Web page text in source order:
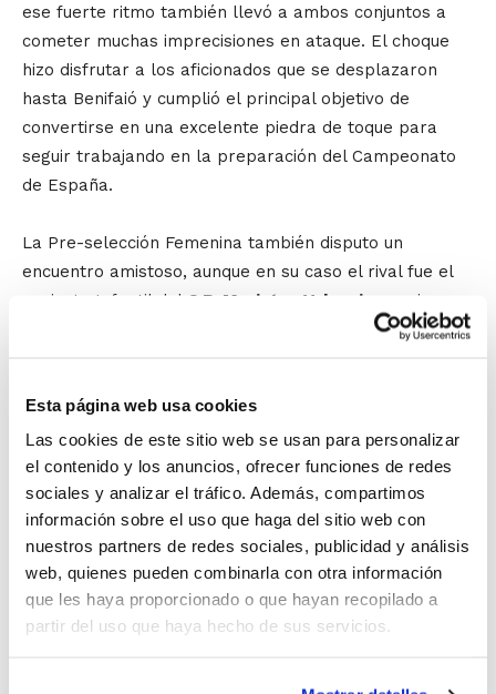
Esta página web usa cookies
Las cookies de este sitio web se usan para personalizar
el contenido y los anuncios, ofrecer funciones de redes
sociales y analizar el tráfico. Además, compartimos
información sobre el uso que haga del sitio web con
nuestros partners de redes sociales, publicidad y análisis
web, quienes pueden combinarla con otra información
que les haya proporcionado o que hayan recopilado a
partir del uso que haya hecho de sus servicios.
ese fuerte ritmo también llevó a ambos conjuntos a
cometer muchas imprecisiones en ataque. El choque
hizo disfrutar a los aficionados que se desplazaron
hasta Benifaió y cumplió el principal objetivo de
convertirse en una excelente piedra de toque para
seguir trabajando en la preparación del Campeonato
de España.
La Pre-selección Femenina también disputo un
encuentro amistoso, aunque en su caso el rival fue el
conjunto Infantil del C.B. Maristas Valencia
, a quien
desde la FBCV se agradece su contribución a la
La de Benifaió ha sido la última sesión de trabajo antes
de que los seleccionadores autonómicos den a conocer
la lista con los 12 jugadores y jugadoras que
representarán a la Comunidad Valenciana en el
Campeonato de España Minibasket.
Generación del 2000